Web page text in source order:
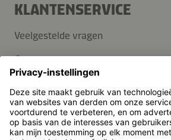
KLANTENSERVICE
Veelgestelde vragen
Contact
Pers